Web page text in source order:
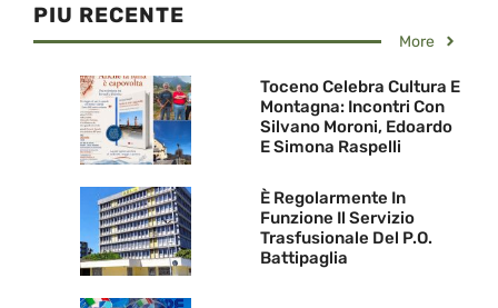
PIU RECENTE
More
Toceno Celebra Cultura E
Montagna: Incontri Con
Silvano Moroni, Edoardo
E Simona Raspelli
È Regolarmente In
Funzione Il Servizio
Trasfusionale Del P.O.
Battipaglia